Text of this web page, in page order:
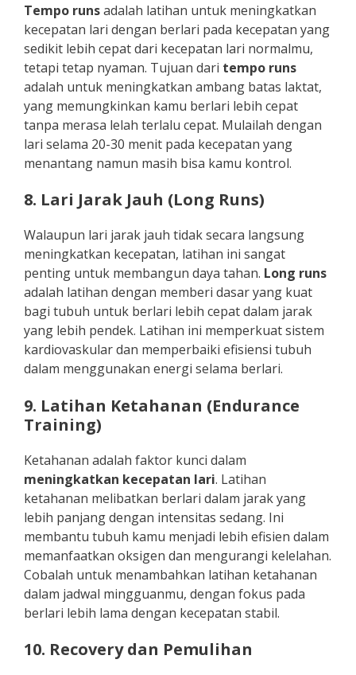
Tempo runsadalah latihan untuk meningkatkan
kecepatan lari dengan berlari pada kecepatan yang
sedikit lebih cepat dari kecepatan lari normalmu,
tetapi tetap nyaman. Tujuan dari tempo runs
adalah untuk meningkatkan ambang batas laktat,
yang memungkinkan kamu berlari lebih cepat
tanpa merasa lelah terlalu cepat. Mulailah dengan
lari selama 20-30 menit pada kecepatan yang
menantang namun masih bisa kamu kontrol.
8. Lari Jarak Jauh (Long Runs)
Walaupun lari jarak jauh tidak secara langsung
meningkatkan kecepatan, latihan ini sangat
penting untuk membangun daya tahan. Long runs
adalah latihan dengan memberi dasar yang kuat
bagi tubuh untuk berlari lebih cepat dalam jarak
yang lebih pendek. Latihan ini memperkuat sistem
kardiovaskular dan memperbaiki efisiensi tubuh
dalam menggunakan energi selama berlari.
9. Latihan Ketahanan (Endurance
Training)
Ketahanan adalah faktor kunci dalam
meningkatkan kecepatan lari. Latihan
ketahanan melibatkan berlari dalam jarak yang
lebih panjang dengan intensitas sedang. Ini
membantu tubuh kamu menjadi lebih efisien dalam
memanfaatkan oksigen dan mengurangi kelelahan.
Cobalah untuk menambahkan latihan ketahanan
dalam jadwal mingguanmu, dengan fokus pada
berlari lebih lama dengan kecepatan stabil.
10. Recovery dan Pemulihan